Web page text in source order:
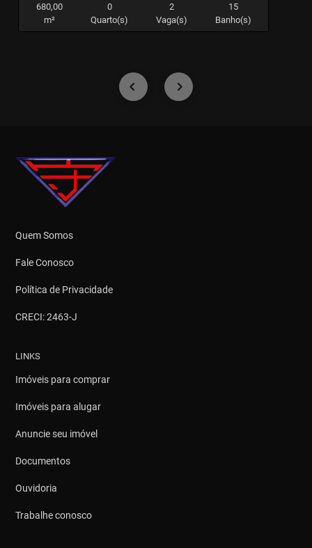
680,00
m²
0
Quarto(s)
2
Vaga(s)
15
Banho(s)
Quem Somos
Fale Conosco
Política de Privacidade
CRECI: 2463-J
LINKS
Imóveis para comprar
Imóveis para alugar
Anuncie seu imóvel
Documentos
Ouvidoria
Trabalhe conosco